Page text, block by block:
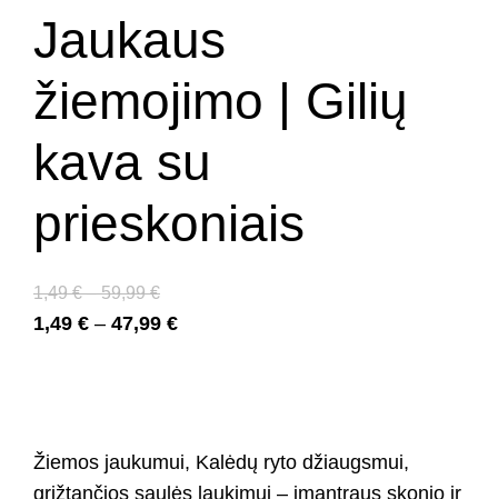
Jaukaus
žiemojimo | Gilių
kava su
prieskoniais
1,49€ – 59,99€
1,49 € – 47,99 €
Žiemos jaukumui, Kalėdų ryto džiaugsmui,
grįžtančios saulės laukimui – įmantraus skonio ir